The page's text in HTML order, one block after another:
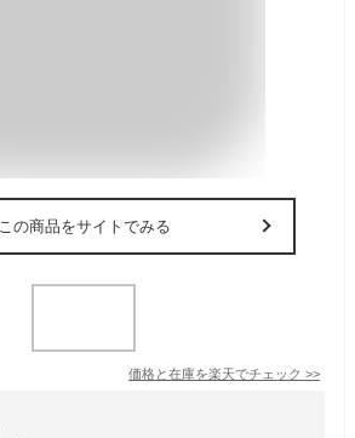
この商品をサイトでみる
価格と在庫を楽天でチェック >>